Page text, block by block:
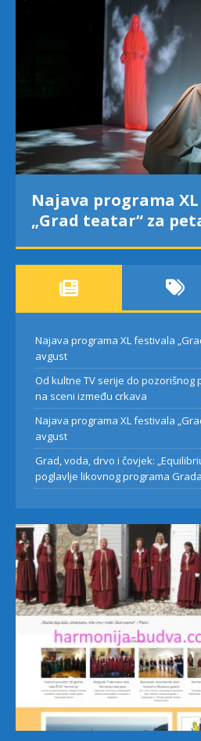
Najava programa
„Grad teatar“ za
Najava programa XL festivala
avgust
Od kultne TV serije do pozorišnog
na sceni između crkava
Najava programa XL festivala
avgust
Grad, voda, drvo i čovjek:
poglavlje likovnog programa